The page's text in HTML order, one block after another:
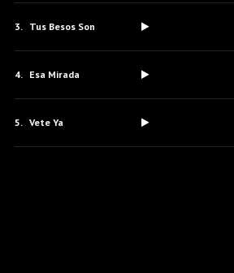
Tus Besos Son
Esa Mirada
Vete Ya